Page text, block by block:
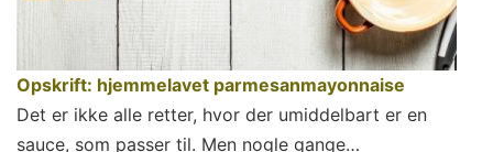
Opskrift: hjemmelavet parmesanmayonnaise
Det er ikke alle retter, hvor der umiddelbart er en
sauce, som passer til. Men nogle gange…